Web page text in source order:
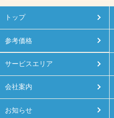
トップ
参考価格
サービスエリア
会社案内
お知らせ